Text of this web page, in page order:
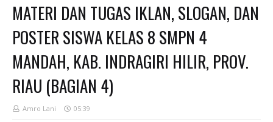
MATERI DAN TUGAS IKLAN, SLOGAN, DAN
POSTER SISWA KELAS 8 SMPN 4
MANDAH, KAB. INDRAGIRI HILIR, PROV.
RIAU (BAGIAN 4)
Amro Lani 05:39